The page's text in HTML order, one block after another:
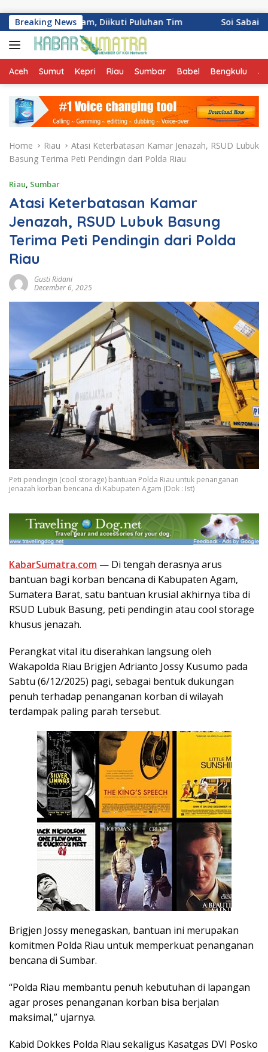
Breaking NewsDiikuti Puluhan Tim Soi Sabai Urban Thai
Aceh Sumut Kepri Riau Sumbar Babel Bengkulu
Home Riau
Atasi Keterbatasan Kamar Jenazah, RSUD Lubuk
Basung Terima Peti Pendingin dari Polda Riau
Riau, Sumbar
Atasi Keterbatasan Kamar
Jenazah, RSUD Lubuk Basung
Terima Peti Pendingin dari Polda
Riau
Gusti Ridani
December 6, 2025
Peti pendingin (cool storage) bantuan Polda Riau untuk penanganan
jenazah korban bencana di Kabupaten Agam (Dok : Ist)
KabarSumatra.com — Di tengah derasnya arus
bantuan bagi korban bencana di Kabupaten Agam,
Sumatera Barat, satu bantuan krusial akhirnya tiba di
RSUD Lubuk Basung, peti pendingin atau cool storage
khusus jenazah.
Perangkat vital itu diserahkan langsung oleh
Wakapolda Riau Brigjen Adrianto Jossy Kusumo pada
Sabtu (6/12/2025) pagi, sebagai bentuk dukungan
penuh terhadap penanganan korban di wilayah
terdampak paling parah tersebut.
Brigjen Jossy menegaskan, bantuan ini merupakan
komitmen Polda Riau untuk memperkuat penanganan
bencana di Sumbar.
“Polda Riau membantu penuh kebutuhan di lapangan
agar proses penanganan korban bisa berjalan
maksimal,” ujarnya.
Kabid Dokkes Polda Riau sekaligus Kasatgas DVI Posko